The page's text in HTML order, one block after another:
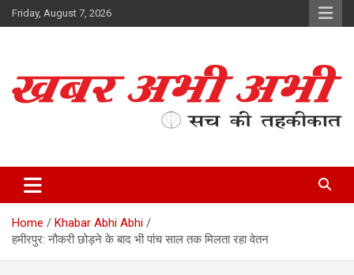
Skip
to
Friday, August 7, 2026
Home
Khabar Abhi Abhi
हमीरपुर: नौकरी छोड़ने के बाद भी पांच साल तक मिलता रहा वेतन